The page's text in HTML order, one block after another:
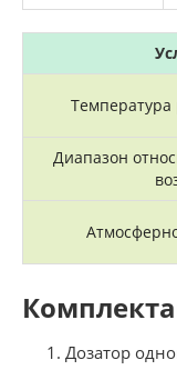
Температура
Диапазон
Дозатор